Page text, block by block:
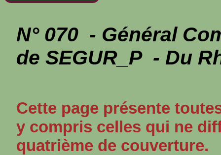
N° 070 - Général
de SEGUR_P - Du
Cette page présente
y compris celles qui ne
quatrième de couverture.